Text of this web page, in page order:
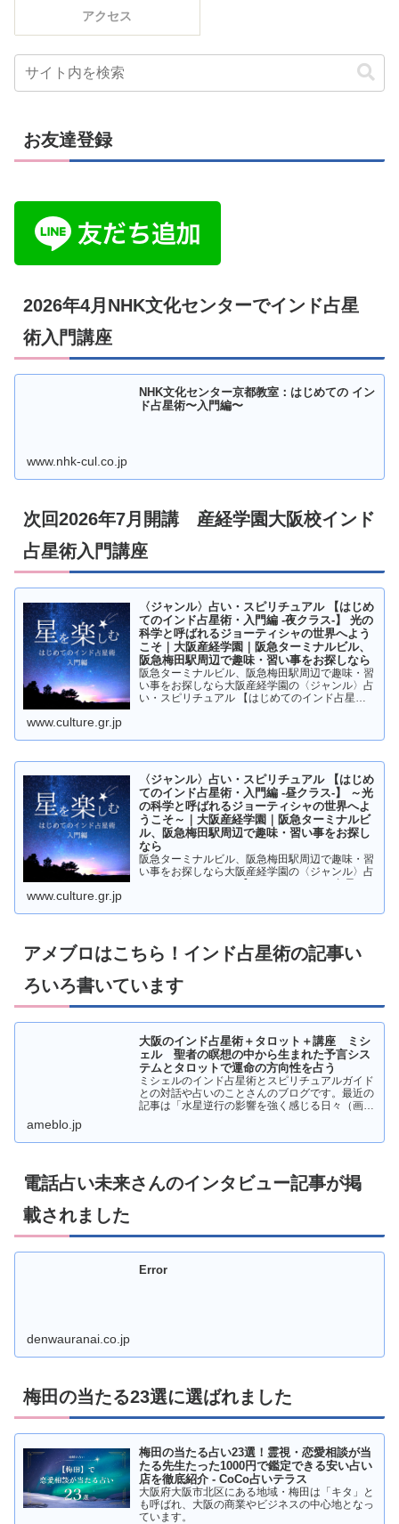
アクセス
お友達登録
2026年4月NHK文化センターでインド占星
術入門講座
NHK文化センター京都教室：はじめての イン
ド占星術〜入門編〜
www.nhk-cul.co.jp
次回2026年7月開講 産経学園大阪校インド
占星術入門講座
〈ジャンル〉占い・スピリチュアル 【はじめ
てのインド占星術・入門編 -夜クラス-】 光の
科学と呼ばれるジョーティシャの世界へよう
こそ｜大阪産経学園｜阪急ターミナルビル、
阪急梅田駅周辺で趣味・習い事をお探しなら
阪急ターミナルビル、阪急梅田駅周辺で趣味・習
い事をお探しなら大阪産経学園の〈ジャンル〉占
い・スピリチュアル 【はじめてのインド占星
www.culture.gr.jp
〈ジャンル〉占い・スピリチュアル 【はじめ
てのインド占星術・入門編 -昼クラス-】 ～光
の科学と呼ばれるジョーティシャの世界へよ
うこそ～｜大阪産経学園｜阪急ターミナルビ
ル、阪急梅田駅周辺で趣味・習い事をお探し
なら
阪急ターミナルビル、阪急梅田駅周辺で趣味・習
い事をお探しなら大阪産経学園の〈ジャンル〉占
www.culture.gr.jp
アメブロはこちら！インド占星術の記事い
ろいろ書いています
大阪のインド占星術＋タロット＋講座 ミシ
ェル 聖者の瞑想の中から生まれた予言シス
テムとタロットで運命の方向性を占う
ミシェルのインド占星術とスピリチュアルガイド
との対話や占いのことさんのブログです。最近の
記事は「水星逆行の影響を強く感じる日々（画像
ameblo.jp
電話占い未来さんのインタビュー記事が掲
載されました
Error
denwauranai.co.jp
梅田の当たる23選に選ばれました
梅田の当たる占い23選！霊視・恋愛相談が当
たる先生たった1000円で鑑定できる安い占い
店を徹底紹介 - CoCo占いテラス
大阪府大阪市北区にある地域・梅田は「キタ」と
も呼ばれ、大阪の商業やビジネスの中心地となっ
ています。